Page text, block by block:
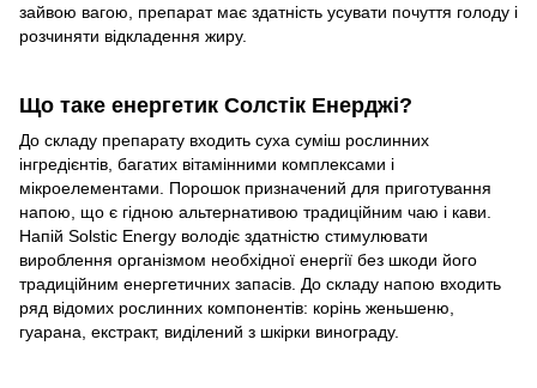
зайвою вагою, препарат має здатність усувати почуття голоду і
розчиняти відкладення жиру.
Що таке енергетик Солстік Енерджі?
До складу препарату входить суха суміш рослинних
інгредієнтів, багатих вітамінними комплексами і
мікроелементами. Порошок призначений для приготування
напою, що є гідною альтернативою традиційним чаю і кави.
Напій Solstic Energy володіє здатністю стимулювати
вироблення організмом необхідної енергії без шкоди його
традиційним енергетичних запасів. До складу напою входить
ряд відомих рослинних компонентів: корінь женьшеню,
гуарана, екстракт, виділений з шкірки винограду.